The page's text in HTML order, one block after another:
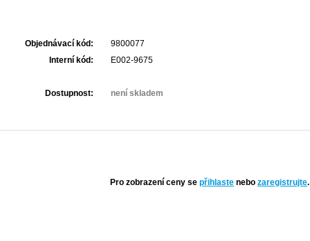
Objednávací kód:
9800077
Interní kód:
E002-9675
Dostupnost: není skladem
Pro zobrazení ceny se přihlaste nebo zaregistrujte.